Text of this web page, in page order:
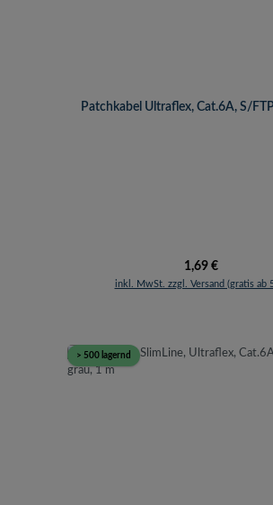
Patchkabel Ultraflex, Cat.6A, S/
Regulärer Preis:
1,69 €
inkl. MwSt. zzgl. Versand (gratis ab
> 500 lagernd